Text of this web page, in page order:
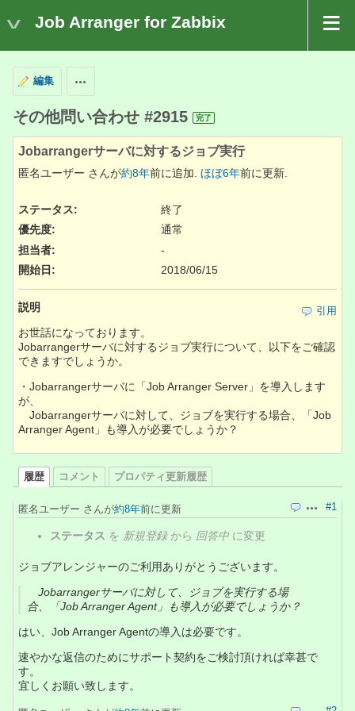
Job Arranger for Zabbix
編集
その他問い合わせ #2915 完了
Jobarrangerサーバに対するジョブ実行
匿名ユーザー さんが約8年前に追加. ほぼ6年前に更新.
ステータス:
終了
優先度:
通常
担当者:
-
開始日:
2018/06/15
引用
説明
お世話になっております。
Jobarrangerサーバに対するジョブ実行について、以下をご確認
できますでしょうか。
・Jobarrangerサーバに「Job Arranger Server」を導入します
が、
Jobarrangerサーバに対して、ジョブを実行する場合、「Job
Arranger Agent」も導入が必要でしょうか？
履歴 コメント プロパティ更新履歴
引用 操作#1
匿名ユーザー さんが約8年前に更新
ステータス を 新規登録から 回答中 に変更
ジョブアレンジャーのご利用ありがとうございます。
Jobarrangerサーバに対して、ジョブを実行する場
合、「Job Arranger Agent」も導入が必要でしょうか？
はい、Job Arranger Agentの導入は必要です。
速やかな返信のためにサポート契約をご検討頂ければ幸甚で
す。
宜しくお願い致します。